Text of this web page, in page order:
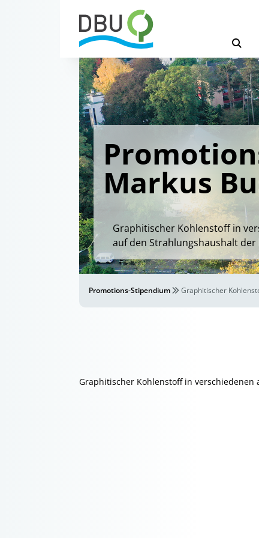
Markus
Graphitischer Kohlenstoff in
auf den Strahlungshaushalt
Promotions-Stipendium Graphitischer
Graphitischer Kohlenstoff in